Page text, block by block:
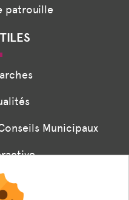
patrouille
Municipaux